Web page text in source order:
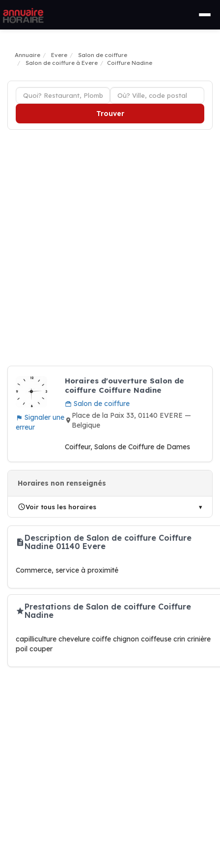
Annuaire Evere
Salon de coiffure
Salon de coiffure à Evere
Coiffure Nadine
Trouver
Signaler une
erreur
Horaires d'ouverture Salon de
coiffure Coiffure Nadine
Salon de coiffure
Place de la Paix 33, 01140 EVERE —
Belgique
Coiffeur, Salons de Coiffure de Dames
Horaires non renseignés
Voir tous les horaires
Description de Salon de coiffure Coiffure
Nadine 01140 Evere
Commerce, service à proximité
Prestations de Salon de coiffure Coiffure
Nadine
capilliculture chevelure coiffe chignon coiffeuse crin crinière
poil couper